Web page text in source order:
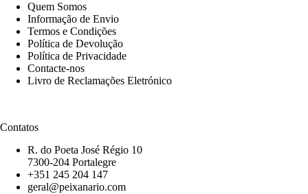
Quem Somos
Informação de Envio
Termos e Condições
Política de Devolução
Política de Privacidade
Contacte-nos
Livro de Reclamações Eletrónico
Contatos
R. do Poeta José Régio 10
7300-204 Portalegre
+351 245 204 147
geral@peixanario.com